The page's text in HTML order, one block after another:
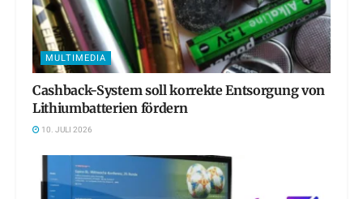
MULTIMEDIA
Cashback-System soll korrekte Entsorgung von
Lithiumbatterien fördern
10. JULI 2026